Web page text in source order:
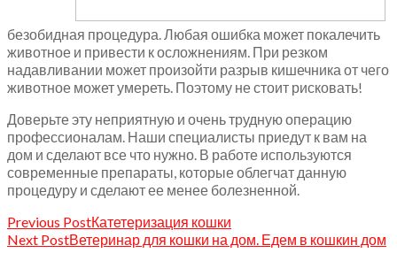
безобидная процедура. Любая ошибка может покалечить
животное и привести к осложнениям. При резком
надавливании может произойти разрыв кишечника от чего
животное может умереть. Поэтому не стоит рисковать!
Доверьте эту неприятную и очень трудную операцию
профессионалам. Наши специалисты приедут к вам на
дом и сделают все что нужно. В работе используются
современные препараты, которые облегчат данную
процедуру и сделают ее менее болезненной.
Previous PostКатетеризация кошки
Next PostВетеринар для кошки на дом. Едем в кошкин дом